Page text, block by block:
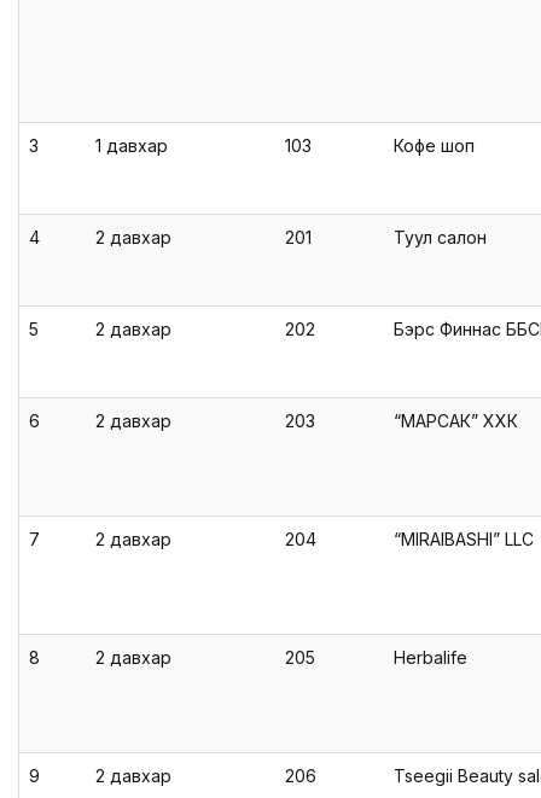
3 1 давхар 103 Кофе шоп
4 2 давхар 201 Туул салон
5 2 давхар 202 Бэрс Финнас
6 2 давхар 203 “МАРСАК” ХХК
7 2 давхар 204 “MIRAIBASHI” LLC
8 2 давхар 205 Herbalife
9 2 давхар 206 Tseegii Beauty